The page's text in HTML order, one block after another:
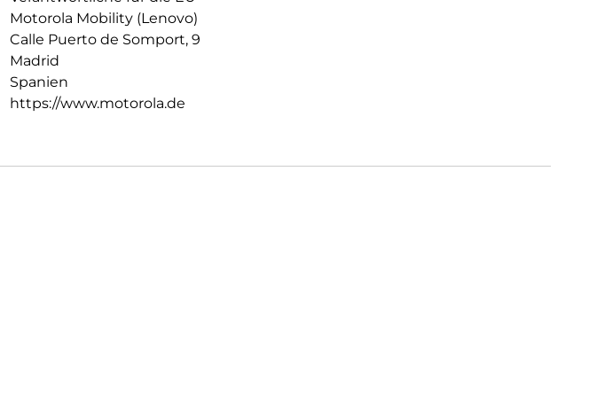
Motorola Mobility (Lenovo)
Calle Puerto de Somport, 9
Madrid
Spanien
https://www.motorola.de